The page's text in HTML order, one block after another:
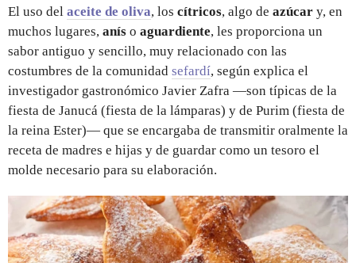
El uso del aceite de oliva, los cítricos, algo de azúcar y, en
muchos lugares, anís o aguardiente, les proporciona un
sabor antiguo y sencillo, muy relacionado con las
costumbres de la comunidad sefardí, según explica el
investigador gastronómico Javier Zafra —son típicas de la
fiesta de Janucá (fiesta de la lámparas) y de Purim (fiesta de
la reina Ester)— que se encargaba de transmitir oralmente la
receta de madres e hijas y de guardar como un tesoro el
molde necesario para su elaboración.